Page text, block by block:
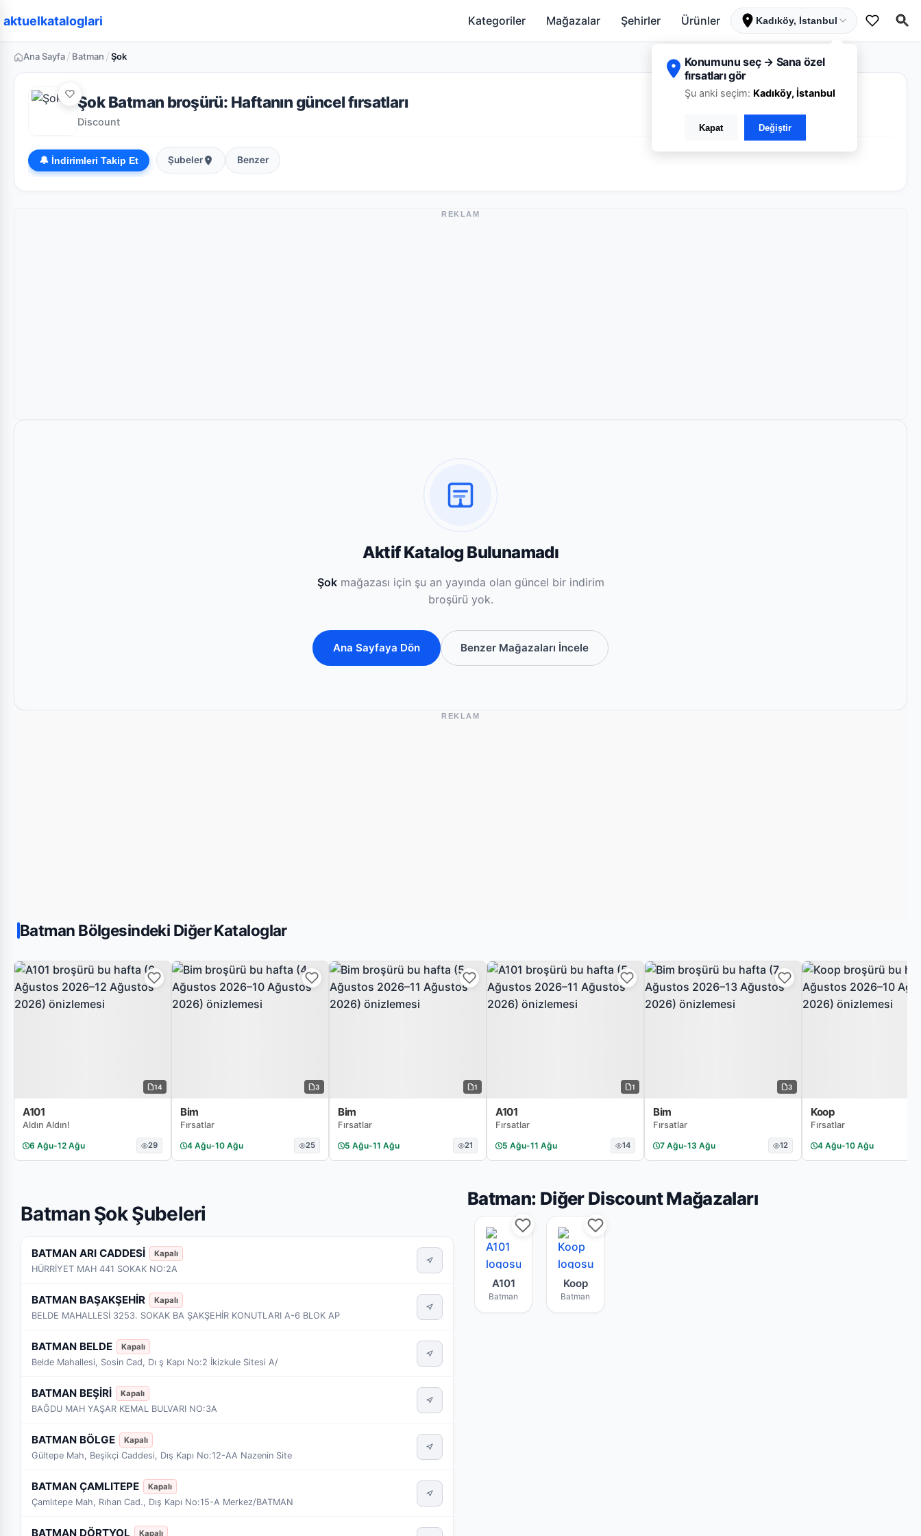
aktuelkataloglari Kategoriler Mağazalar Şehirler Ürünler Kadıköy, İstanbul
Konumunu seç → Sana özel
fırsatları gör
Şu anki seçim: Kadıköy, İstanbul
Kapat Değiştir
Ana Sayfa/ Batman /Şok
Şok Batman broşürü: Haftanın güncel fırsatları
Discount
🔔 İndirimleri Takip Et Şubeler Benzer
REKLAM
Aktif Katalog Bulunamadı
Şokmağazası için şu an yayında olan güncel bir indirim
broşürü yok.
Ana Sayfaya Dön Benzer Mağazaları İncele
REKLAM
Batman Bölgesindeki Diğer Kataloglar
14
A101
Aldın Aldın!
6 Ağu-12 Ağu 29
3
Bim
Fırsatlar
4 Ağu-10 Ağu 25
1
Bim
Fırsatlar
5 Ağu-11 Ağu 21
1
A101
Fırsatlar
5 Ağu-11 Ağu 14
3
Bim
Fırsatlar
7 Ağu-13 Ağu 12
Koop
Fırsatlar
4 Ağu-10 Ağu
Batman Şok Şubeleri
BATMAN ARI CADDESİ Kapalı
HÜRRİYET MAH 441 SOKAK NO:2A
BATMAN BAŞAKŞEHİR Kapalı
BELDE MAHALLESİ 3253. SOKAK BA ŞAKŞEHİR KONUTLARI A-6 BLOK AP
BATMAN BELDE Kapalı
Belde Mahallesi, Sosin Cad, Dı ş Kapı No:2 İkizkule Sitesi A/
BATMAN BEŞİRİ Kapalı
BAĞDU MAH YAŞAR KEMAL BULVARI NO:3A
BATMAN BÖLGE Kapalı
Gültepe Mah, Beşikçi Caddesi, Dış Kapı No:12-AA Nazenin Site
BATMAN ÇAMLITEPE Kapalı
Çamlıtepe Mah, Rıhan Cad., Dış Kapı No:15-A Merkez/BATMAN
BATMAN DÖRTYOL Kapalı
Batman: Diğer Discount Mağazaları
A101 Batman mağazasının bu haftaki güncel broşürleri
A101
Batman
Koop Batman market zincirine ait aktüel kampanyalar
Koop
Batman